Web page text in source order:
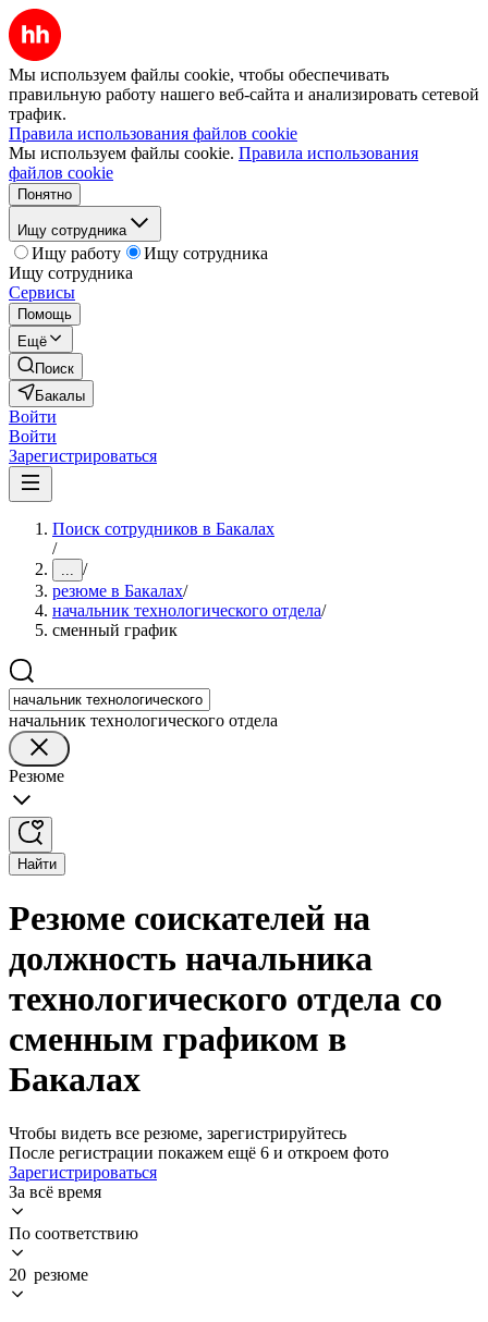
Мы используем файлы cookie, чтобы обеспечивать
правильную работу нашего веб-сайта и анализировать сетевой
трафик.
Правила использования файлов cookie
Мы используем файлы cookie. Правила использования
файлов cookie
Понятно
Ищу сотрудника
Ищу работу
Ищу сотрудника
Ищу сотрудника
Сервисы
Помощь
Ещё
Поиск
Бакалы
Войти
Войти
Зарегистрироваться
Поиск сотрудников в Бакалах
/
... /
резюме в Бакалах/
начальник технологического отдела/
сменный график
начальник технологического отдела
Резюме
Найти
Резюме соискателей на
должность начальника
технологического отдела со
сменным графиком в
Бакалах
Чтобы видеть все резюме, зарегистрируйтесь
После регистрации покажем ещё 6 и откроем фото
Зарегистрироваться
За всё время
По соответствию
20 резюме